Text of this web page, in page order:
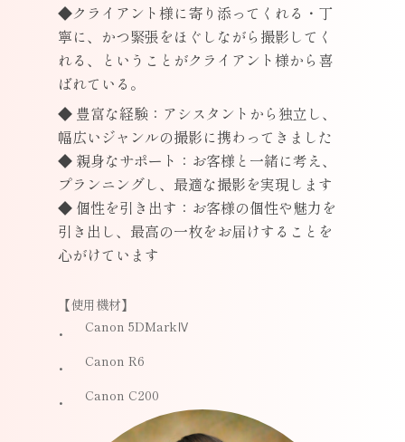
◆クライアント様に寄り添ってくれる・丁
寧に、かつ緊張をほぐしながら撮影してく
れる、ということがクライアント様から喜
ばれている。
◆ 豊富な経験：アシスタントから独立し、
幅広いジャンルの撮影に携わってきました
◆ 親身なサポート：お客様と一緒に考え、
プランニングし、最適な撮影を実現します
◆ 個性を引き出す：お客様の個性や魅力を
引き出し、最高の一枚をお届けすることを
心がけています
【使用機材】
Canon 5DMarkⅣ
Canon R6
Canon C200